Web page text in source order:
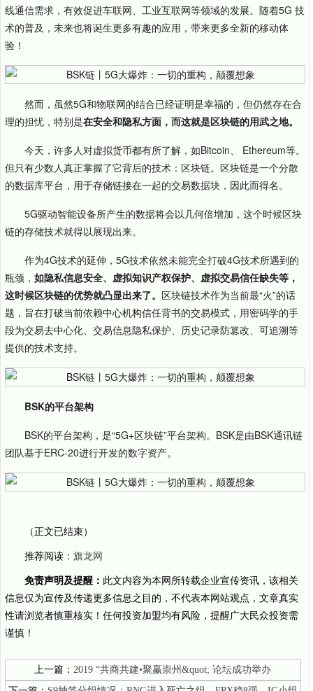
线通信需求，有效促进车联网、工业互联网等领域的发展。随着5G 技
术的普及，未来也将诞生更多有趣的应用，带来更多全新的移动体
验！
然而，虽然5G和物联网的结合已经证明是幸福的，但仍然存在合
理的担忧，特别是在安全和隐私方面，而这就是区块链的用武之地。
今天，许多人对虚拟货币都有所了解，如Bitcoin、 Ethereum等。
但只有少数人真正掌握了它背后的技术：区块链。区块链是一个分散
的数据库平台，用于存储链接在一起的交易数据块，因此而得名。
5G驱动智能设备所产生的数据将会以几何倍增加，这个时候区块
链的存储技术就得以展现出来。
作为4G技术的延伸，5G技术依然未能完全打破4G技术所遇到的
瓶颈， 如隐私信息安全、虚拟知识产权保护、虚拟交易信任缺失等，
这时候区块链的优势就凸显出来了。 区块链技术作为当前最“火”的话
题，旨在打破当前依赖中心机构信任背书的交易模式，用密码学的手
段为交易去中心化、交易信息隐私保护、历史记录防篡改、可追溯等
提供的技术支持。
BSK的平台架构
BSK的平台架构，是“5G+区块链”平台架构。BSK是由BSK通讯链
团队基于ERC-20进行开发的数字资产。
（正文已结束）
推荐阅读： 旗龙网
免责声明及提醒： 此文内容为本网所转载企业宣传资讯，该相关
信息仅为宣传及传递更多信息之目的，不代表本网站观点，文章真实
性请浏览者慎重核实！任何投资加盟均有风险，提醒广大民众投资需
谨慎！
上一篇：2019 “共商共建•聚赢崇州&quot; 论坛成功举办